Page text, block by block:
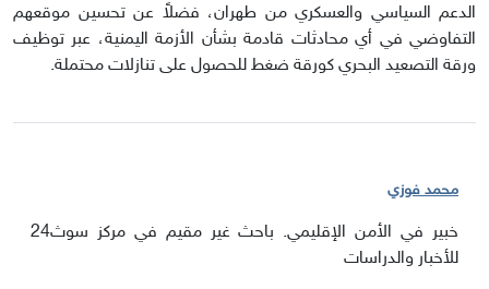
الدعم السياسي والعسكري من طهران، فضلاً عن تحسين موقعهم
التفاوضي في أي محادثات قادمة بشأن الأزمة اليمنية، عبر توظيف
ورقة التصعيد البحري كورقة ضغط للحصول على تنازلات محتملة.
محمد فوزي
خبير في الأمن الإقليمي. باحث غير مقيم في مركز سوث24
للأخبار والدراسات